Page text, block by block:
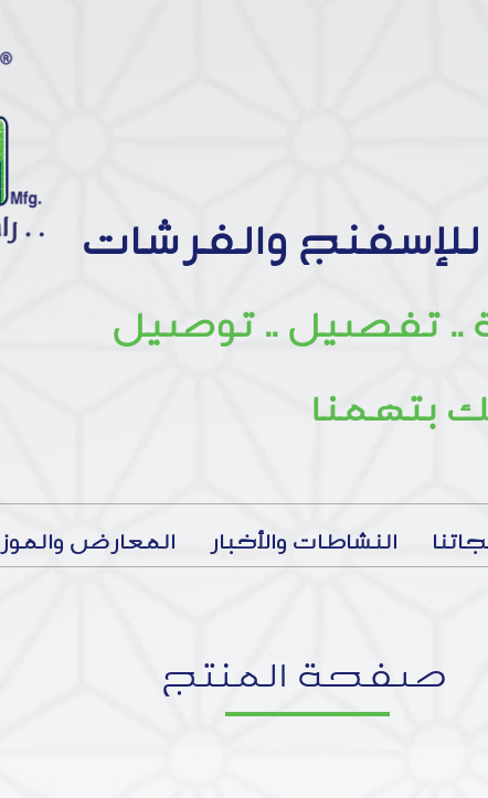
والفرشات
.. تفصيل .. توصيل
بتهمنا
النشاطات والأخبار المعارض
صفحة المنتج